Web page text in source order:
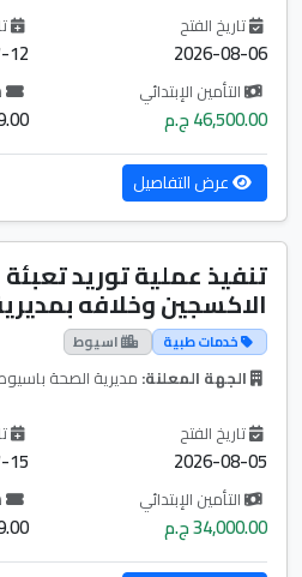
تاريخ الفتح
2026-08-06
12
التأمين الإبتدائي
46,500.00 ج.م
عرض التفاصيل
تنفيذ عملية توريد
الاكسجين وخلافه
خدمات طبية اسيوط
الجهة المعلنة: مديرية الصحة
تاريخ الفتح
2026-08-05
15
التأمين الإبتدائي
34,000.00 ج.م